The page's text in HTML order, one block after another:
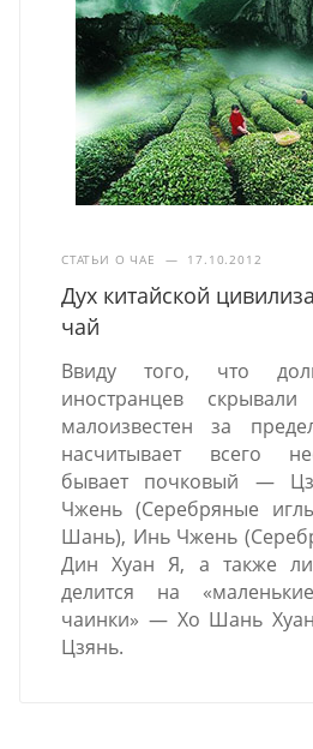
СТАТЬИ О ЧАЕ — 17.10.2012
Дух китайской
чай
Ввиду того, что
иностранцев
малоизвестен за
насчитывает всего
бывает почковый —
Чжень (Серебряные
Шань), Инь Чжень
Дин Хуан Я, а также
делится на
чаинки» — Хо Шань
Цзянь.